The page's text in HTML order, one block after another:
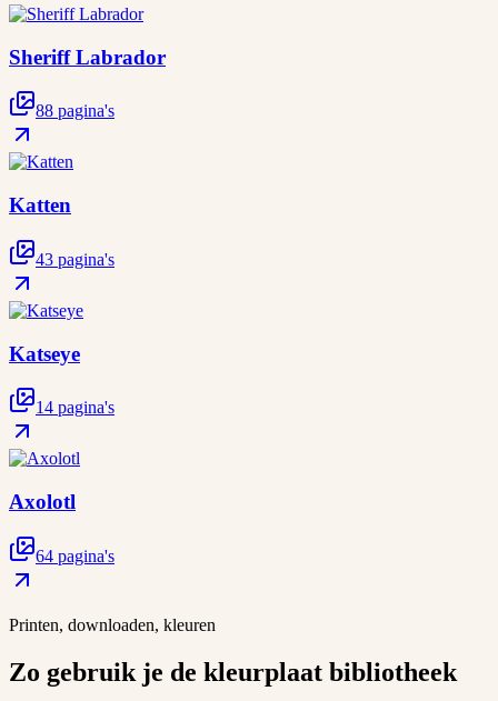
Sheriff Labrador
88 pagina's
Katten
43 pagina's
Katseye
14 pagina's
Axolotl
64 pagina's
Printen, downloaden, kleuren
Zo gebruik je de kleurplaat bibliotheek